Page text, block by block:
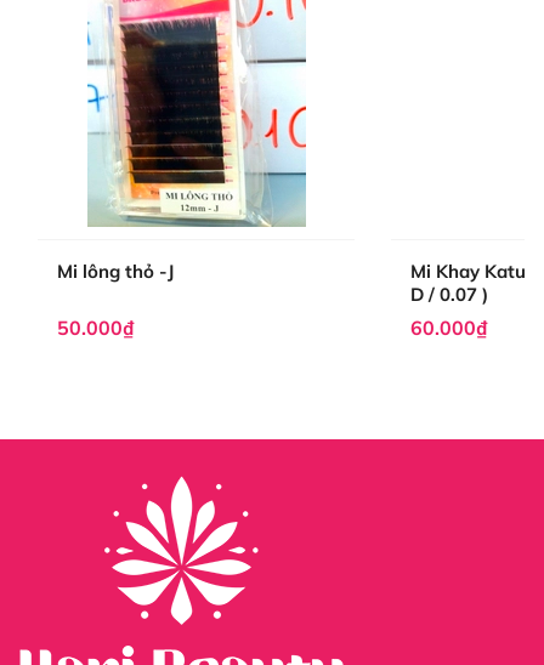
Mi lông thỏ -J
50.000₫
Mi Khay Katun
D / 0.07 )
60.000₫